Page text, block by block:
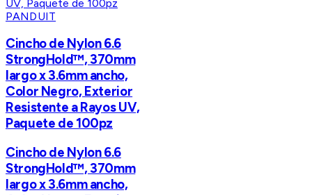
PANDUIT
Cincho de Nylon 6.6
StrongHold™, 370mm
largo x 3.6mm ancho,
Color Negro, Exterior
Resistente a Rayos UV,
Paquete de 100pz
Cincho de Nylon 6.6
StrongHold™, 370mm
largo x 3.6mm ancho,